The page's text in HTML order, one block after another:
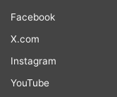
Facebook
X.com
Instagram
YouTube